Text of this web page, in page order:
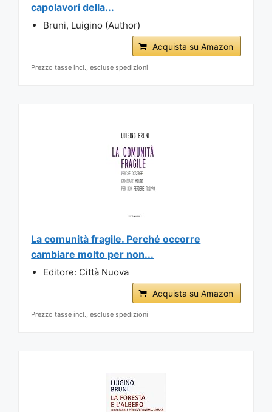
capolavori della...
Bruni, Luigino (Author)
Acquista su Amazon
Prezzo tasse incl., escluse spedizioni
La comunità fragile. Perché occorre
cambiare molto per non...
Editore: Città Nuova
Acquista su Amazon
Prezzo tasse incl., escluse spedizioni